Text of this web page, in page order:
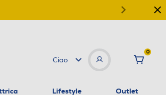
Ciao
0
Lifestyle Outlet